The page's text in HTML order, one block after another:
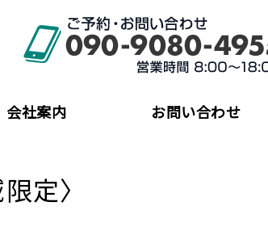
ワゴンタクシー
会社案内 お問い合わせ
定〉